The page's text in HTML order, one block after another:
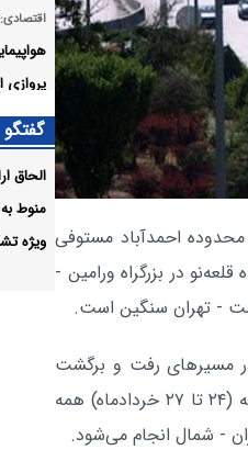
احمدآباد مستوفی
در بزرگراه ورامین -
- تهران سنگین است.
مسیرهای رفت و برگشت
محور قدیم کرج - چالوس، این محور طی روزهای یکشنبه تا چهارشنبه (۲۴ تا ۲۷ خردادماه) همه
اقتصادی:
اقتصادی:
زائران
اقتصادی:
گفتگو
الحاق
منوط
ویژه